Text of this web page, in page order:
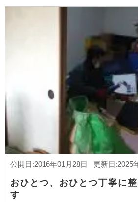
公開日:2016年01月28日 更新日:2025
おひとつ、おひとつ丁寧に
す